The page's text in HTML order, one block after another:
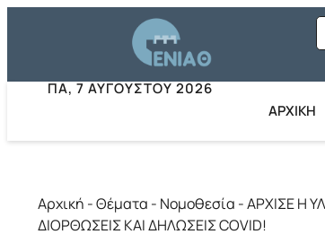
ΠΑ, 7 ΑΥΓΟΎΣΤΟΥ 2026
ΑΡΧΙΚΗ
Αρχική -Θέματα - Νομοθεσία -ΑΡΧΙΣΕ Η
ΔΙΟΡΘΩΣΕΙΣ ΚΑΙ ΔΗΛΩΣΕΙΣ COVID!